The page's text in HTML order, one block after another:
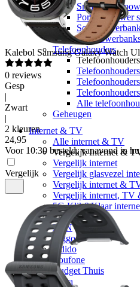
Smartwatch
Portable power
Solar
Alle
Telefoonhouders
Telefoonhouders
Alle
Geheugen
Internet & TV
Alle internet & TV
Vergelijk Internet &
Vergelijk internet
Vergelijk glasvezel
Vergelijk internet &
Vergelijk internet, TV
5G Klik&Klaar
Providers
KPN
Ziggo
Odido
Youfone
Budget Thuis
Delta
Kalebol Samsung Galaxy Watch
0 reviews
Gesp
|
Zwart
|
2 kleuren
24,95
Voor 10:30 besteld, vanavond in
Vergelijk